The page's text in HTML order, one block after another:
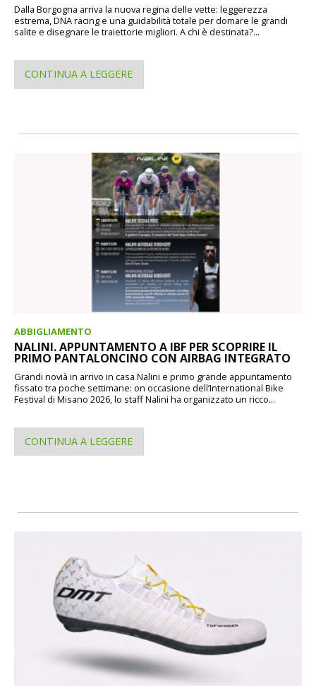
Dalla Borgogna arriva la nuova regina delle vette: leggerezza
estrema, DNA racing e una guidabilità totale per domare le grandi
salite e disegnare le traiettorie migliori. A chi è destinata?...
CONTINUA A LEGGERE
ABBIGLIAMENTO
NALINI. APPUNTAMENTO A IBF PER SCOPRIRE IL
PRIMO PANTALONCINO CON AIRBAG INTEGRATO
Grandi novià in arrivo in casa Nalini e primo grande appuntamento
fissato tra poche settimane: on occasione dell’International Bike
Festival di Misano 2026, lo staff Nalini ha organizzato un ricco...
CONTINUA A LEGGERE